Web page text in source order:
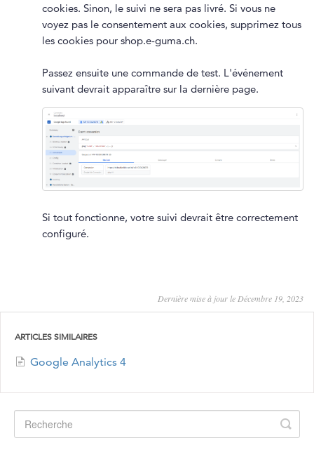
cookies. Sinon, le suivi ne sera pas livré. Si vous ne
voyez pas le consentement aux cookies, supprimez tous
les cookies pour shop.e-guma.ch.
Passez ensuite une commande de test. L'événement
suivant devrait apparaître sur la dernière page.
Si tout fonctionne, votre suivi devrait être correctement
configuré.
Dernière mise à jour le Décembre 19, 2023
ARTICLES SIMILAIRES
Google Analytics 4